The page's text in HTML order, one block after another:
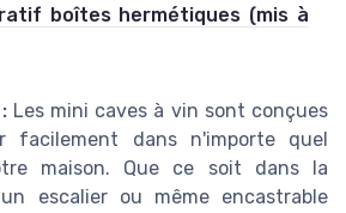
boîtes hermétiques (mis à
Les mini caves à vin sont conçues
facilement dans n'importe quel
maison. Que ce soit dans la
escalier ou même encastrable